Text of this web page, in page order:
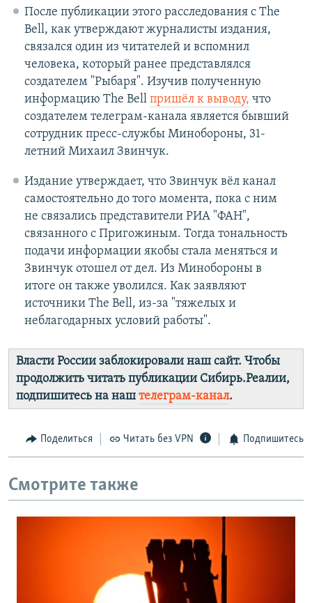
После публикации этого расследования с The
Bell, как утверждают журналисты издания,
связался один из читателей и вспомнил
человека, который ранее представлялся
создателем "Рыбаря". Изучив полученную
информацию The Bell пришёл к выводу, что
создателем телеграм-канала является бывший
сотрудник пресс-службы Минобороны, 31-
летний Михаил Звинчук.
Издание утверждает, что Звинчук вёл канал
самостоятельно до того момента, пока с ним
не связались представители РИА "ФАН",
связанного с Пригожиным. Тогда тональность
подачи информации якобы стала меняться и
Звинчук отошел от дел. Из Минобороны в
итоге он также уволился. Как заявляют
источники The Bell, из-за "тяжелых и
неблагодарных условий работы".
Власти России заблокировали наш сайт. Чтобы
продолжить читать публикации Сибирь.Реалии,
подпишитесь на наш телеграм-канал.
Поделиться Читать без VPN Подпишитесь
Смотрите также